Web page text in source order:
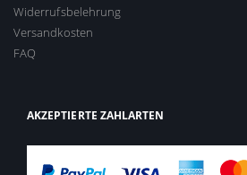
Widerrufsbelehrung
Versandkosten
FAQ
AKZEPTIERTE ZAHLARTEN